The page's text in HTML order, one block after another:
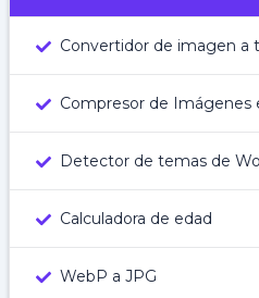
Convertidor de imagen a
Compresor de Imágenes
Detector de temas de
Calculadora de edad
WebP a JPG